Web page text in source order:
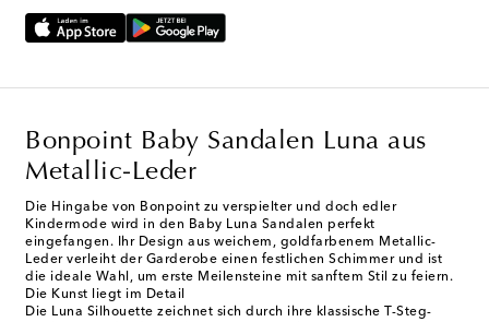
Bonpoint Baby Sandalen Luna aus
Metallic-Leder
Die Hingabe von Bonpoint zu verspielter und doch edler
Kindermode wird in den Baby Luna Sandalen perfekt
eingefangen. Ihr Design aus weichem, goldfarbenem Metallic-
Leder verleiht der Garderobe einen festlichen Schimmer und ist
die ideale Wahl, um erste Meilensteine mit sanftem Stil zu feiern.
Die Kunst liegt im Detail
Die Luna Silhouette zeichnet sich durch ihre klassische T-Steg-